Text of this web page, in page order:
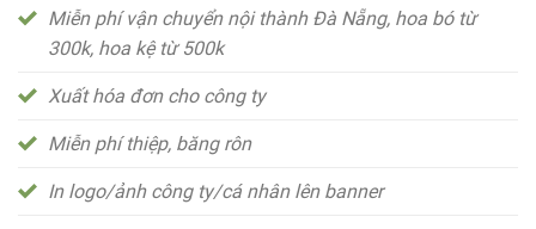
Miễn phí vận chuyển nội thành Đà Nẵng, hoa bó từ
300k, hoa kệ từ 500k
Xuất hóa đơn cho công ty
Miễn phí thiệp, băng rôn
In logo/ảnh công ty/cá nhân lên banner